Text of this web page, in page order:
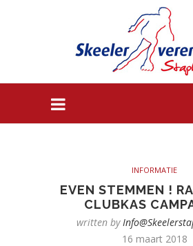
INFORMATIE
EVEN STEMMEN !
CLUBKAS
written by
16 maart 2018